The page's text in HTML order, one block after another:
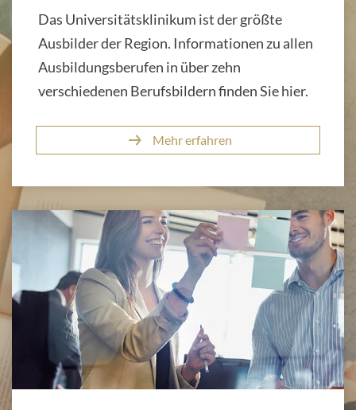
Das Universitätsklinikum ist der größte
Ausbilder der Region. Informationen zu allen
Ausbildungsberufen in über zehn
verschiedenen Berufsbildern finden Sie hier.
Mehr erfahren